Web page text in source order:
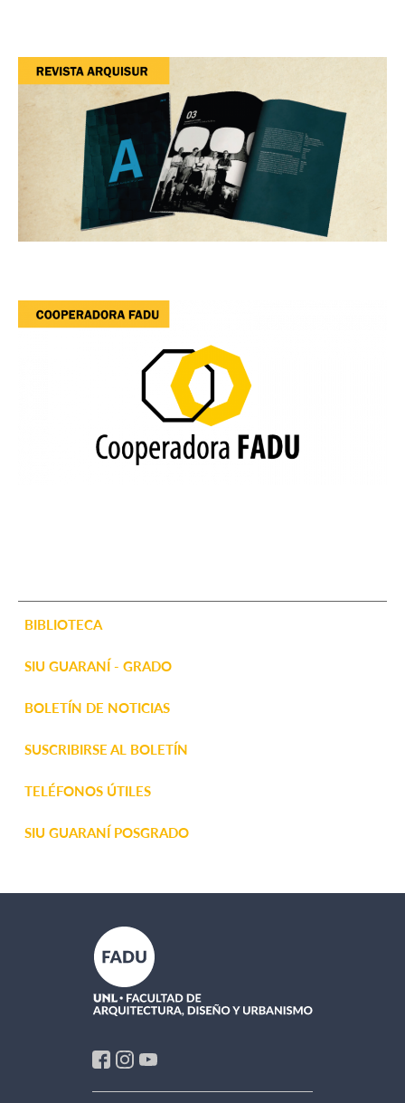
BIBLIOTECA
SIU GUARANÍ - GRADO
BOLETÍN DE NOTICIAS
SUSCRIBIRSE AL BOLETÍN
TELÉFONOS ÚTILES
SIU GUARANÍ POSGRADO